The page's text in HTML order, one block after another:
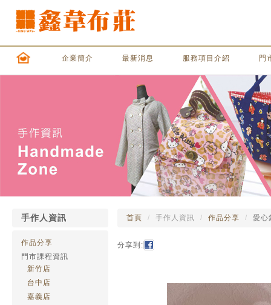
企業簡介 最新消息 服務項目介紹 門
手作人資訊
作品分享
門市課程資訊
新竹店
台中店
嘉義店
首頁 手作人資訊 作品分享 愛心
分享到: